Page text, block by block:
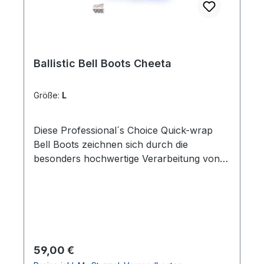
Ballistic Bell Boots Cheeta
Größe: L
Diese Professional´s Choice Quick-wrap
Bell Boots zeichnen sich durch die
besonders hochwertige Verarbeitung von
Wasser oder im Sand die Bell Boots sorgen
für einen effektiven Beinschutz. In
Regulärer Preis:
59,00 €